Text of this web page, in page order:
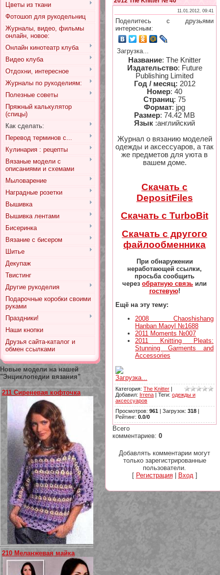
Цветы из ткани
Фотошоп для рукодельниц
Журналы, видео, фильмы
онлайн, новое:
Онлайн кинотеатр клуба
Видео клуба
Отдохни, интересное
Журналы по рукоделиям:
Полезные советы
Пряжный калькулятор
(спицы)
Как сделать:
Перевод терминов с...
Кулинария : рецепты
Вязаные модели с
описаниями и схемами
Мыловарение
Наградные розетки
Вышивка
Вышивка лентами
Бисеринка
Вязание с бисером
Шитье
Декупаж
Твистинг
Другие рукоделия
Подарочные коробки своими
руками
Праздники!
Наши кнопки
Друзья сайта-каталог и
обмен ссылками
Новые модели на нашей
"Энциклопедии вязания"
211 Сиреневая кофточка
210 Меланжевая майка
11.01.2012, 09:41
Поделитесь с друзьями
интересным:
Загрузка...
Название: The Knitter
Издательство: Future
Publishing Limited
Год / месяц: 2012
Номер: 40
Страниц: 75
Формат: jpg
Размер: 74.42 MB
Язык :английский
Журнал о вязанию моделей
одежды и аксессуаров, а так
же предметов для уюта в
вашем доме.
Скачать с
DepositFiles
Скачать с TurboBit
Скачать с другого
файлообменника
При обнаружении
неработающей ссылки,
просьба сообщить
через обратную связь или
гостевую!
Ещё на эту тему:
2008 Chaoshishang
Hanban Maoyl №1688
2011 Moments №007
2011 Knitting Pleats:
Stunning Garments and
Accessories
Загрузка...
Категория: The Knitter |
Добавил: Irrena | Теги: одежды и
аксессуаров
Просмотров: 961 | Загрузок: 318 |
Рейтинг: 0.0/0
Всего
комментариев: 0
Добавлять комментарии могут
только зарегистрированные
пользователи.
[ Регистрация| Вход]